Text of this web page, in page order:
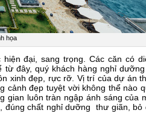
họa
hiện đại, sang trọng. Các căn có
đây, quý khách hàng nghỉ
xinh đẹp, rực rỡ. Vị trí của dự án
cảnh đẹp tuyệt vời không thể nào
gian luôn tràn ngập ánh sáng của
đúng chất nghỉ dưỡng thư giãn, bỏ